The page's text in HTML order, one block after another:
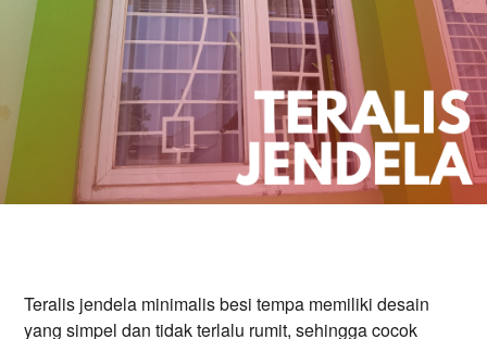
Teralis jendela minimalis besi tempa memiliki desain
yang simpel dan tidak terlalu rumit, sehingga cocok